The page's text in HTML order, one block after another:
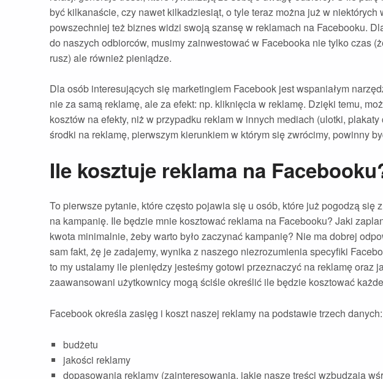
być kilkanaście, czy nawet kilkadziesiąt, o tyle teraz można już w
powszechniej też biznes widzi swoją szansę w reklamach na Facebooku.
do naszych odbiorców, musimy zainwestować w Facebooka nie tylko czas
rusz) ale również pieniądze.
Dla osób interesujących się marketingiem Facebook jest wspaniałym
nie za samą reklamę, ale za efekt: np. kliknięcia w reklamę. Dzięki temu,
kosztów na efekty, niż w przypadku reklam w innych mediach (ulotki,
środki na reklamę, pierwszym kierunkiem w którym się zwrócimy, powinny
Ile kosztuje reklama na
To pierwsze pytanie, które często pojawia się u osób, które już pogodzą
na kampanię. Ile będzie mnie kosztować reklama na Facebooku? Jaki
kwota minimalnie, żeby warto było zaczynać kampanię? Nie ma dobrej
sam fakt, żę je zadajemy, wynika z naszego niezrozumienia specyfiki
to my ustalamy ile pieniędzy jesteśmy gotowi przeznaczyć na reklamę oraz
zaawansowani użytkownicy mogą ściśle określić ile będzie kosztować
Facebook określa zasięg i koszt naszej reklamy na podstawie trzech danych:
budżetu
jakości reklamy
dopasowania reklamy (zainteresowania, jakie nasze treści wzbudzają